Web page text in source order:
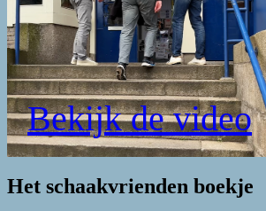
Bekijk de video
Het schaakvrienden boekje